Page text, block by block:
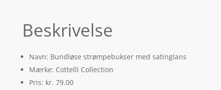
Beskrivelse
Navn: Bundløse strømpebukser med satinglans
Mærke: Cottelli Collection
Pris: kr. 79.00